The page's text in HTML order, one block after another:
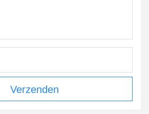
Verzenden